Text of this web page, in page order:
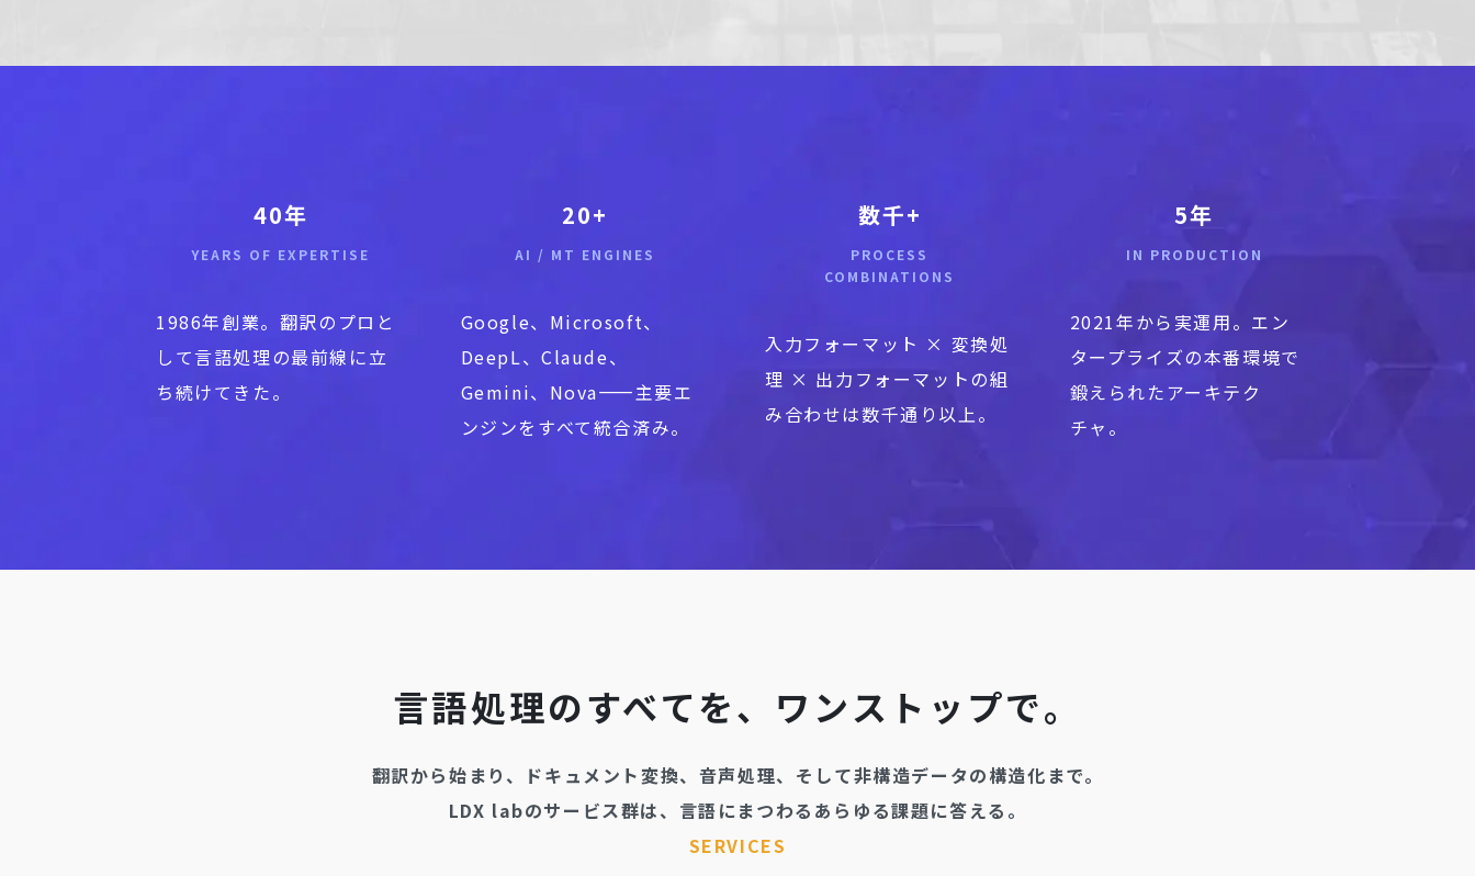
40年
YEARS OF EXPERTISE
1986年創業。翻訳のプロと
して言語処理の最前線に立
ち続けてきた。
20+
AI / MT ENGINES
Google、Microsoft、
DeepL、Claude、
Gemini、Nova——主要エ
ンジンをすべて統合済み。
数千+
PROCESS
COMBINATIONS
入力フォーマット × 変換処
理 × 出力フォーマットの組
み合わせは数千通り以上。
5年
IN PRODUCTION
2021年から実運用。エン
タープライズの本番環境で
鍛えられたアーキテク
チャ。
言語処理のすべてを、ワンストップで。
翻訳から始まり、ドキュメント変換、音声処理、そして非構造データの構造化まで。
LDX labのサービス群は、言語にまつわるあらゆる課題に答える。
SERVICES